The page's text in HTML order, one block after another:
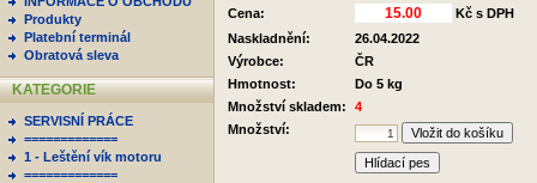
Produkty
Platební terminál
Obratová sleva
KATEGORIE
SERVISNÍ PRÁCE
=============
1 - Leštění vík motoru
=============
Cena:
Kč s DPH
Naskladnění:
26.04.2022
Výrobce:
ČR
Hmotnost:
Do 5 kg
Množství skladem:
4
Množství:
Hlídací pes